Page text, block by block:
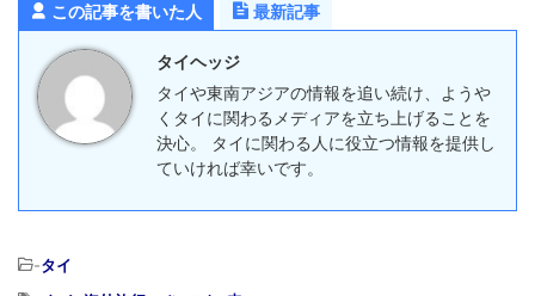
この記事を書いた人 最新記事
タイヘッジ
タイや東南アジアの情報を追い続け、ようや
くタイに関わるメディアを立ち上げることを
決心。 タイに関わる人に役立つ情報を提供し
ていければ幸いです。
-タイ